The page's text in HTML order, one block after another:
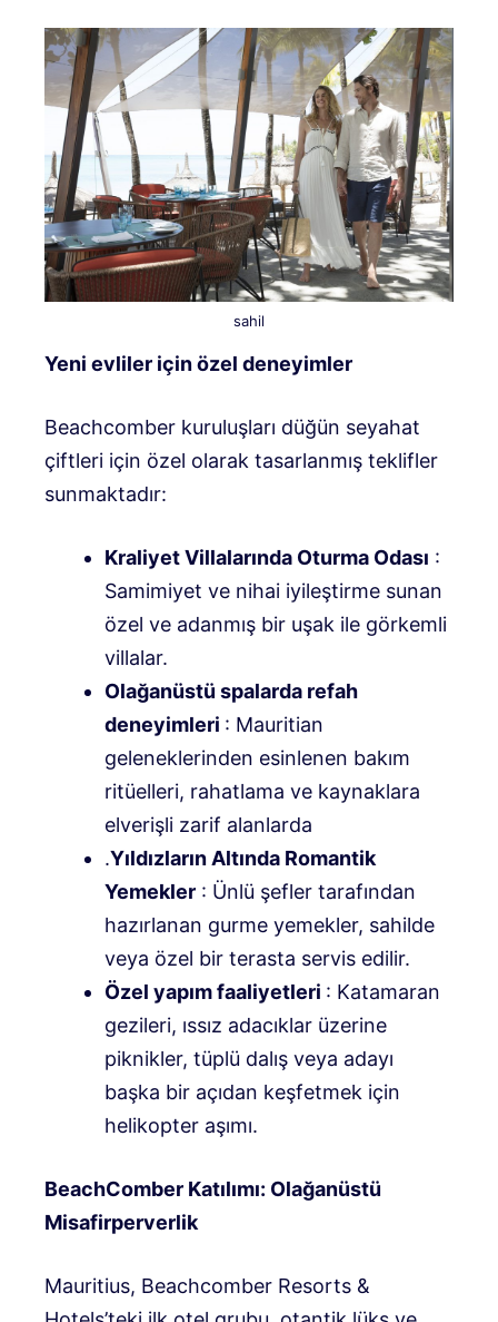
sahil
Yeni evliler için özel deneyimler
Beachcomber kuruluşları düğün seyahat
çiftleri için özel olarak tasarlanmış teklifler
sunmaktadır:
Kraliyet Villalarında Oturma Odası :
Samimiyet ve nihai iyileştirme sunan
özel ve adanmış bir uşak ile görkemli
villalar.
Olağanüstü spalarda refah
deneyimleri : Mauritian
geleneklerinden esinlenen bakım
ritüelleri, rahatlama ve kaynaklara
elverişli zarif alanlarda
.Yıldızların Altında Romantik
Yemekler : Ünlü şefler tarafından
hazırlanan gurme yemekler, sahilde
veya özel bir terasta servis edilir.
Özel yapım faaliyetleri : Katamaran
gezileri, ıssız adacıklar üzerine
piknikler, tüplü dalış veya adayı
başka bir açıdan keşfetmek için
helikopter aşımı.
BeachComber Katılımı: Olağanüstü
Misafirperverlik
Mauritius, Beachcomber Resorts &